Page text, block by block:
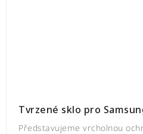
Tvrzené sklo pro
Představujeme vrcholnou